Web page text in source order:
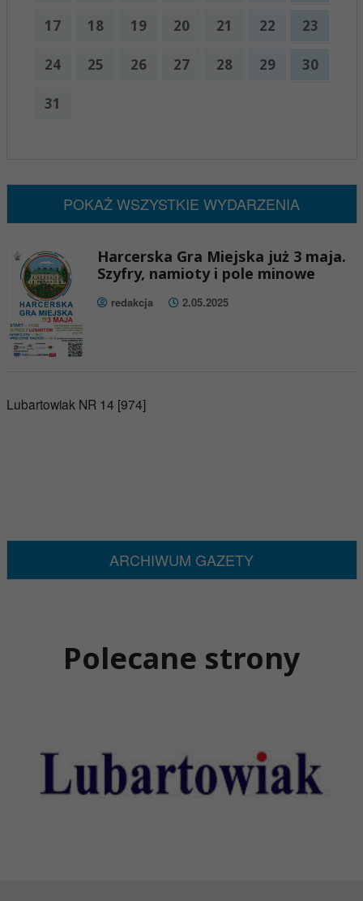
17 18 19 20 21 22 23
24 25 26 27 28 29 30
31
POKAŻ WSZYSTKIE WYDARZENIA
Harcerska Gra Miejska już 3 maja.
Szyfry, namioty i pole minowe
redakcja 2.05.2025
Lubartowiak NR 14 [974]
ARCHIWUM GAZETY
Polecane strony